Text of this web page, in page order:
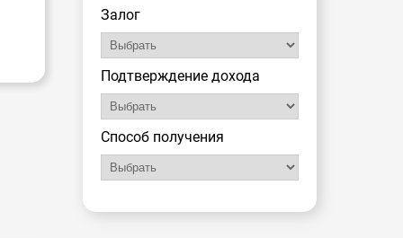
Залог
Подтверждение дохода
Способ получения